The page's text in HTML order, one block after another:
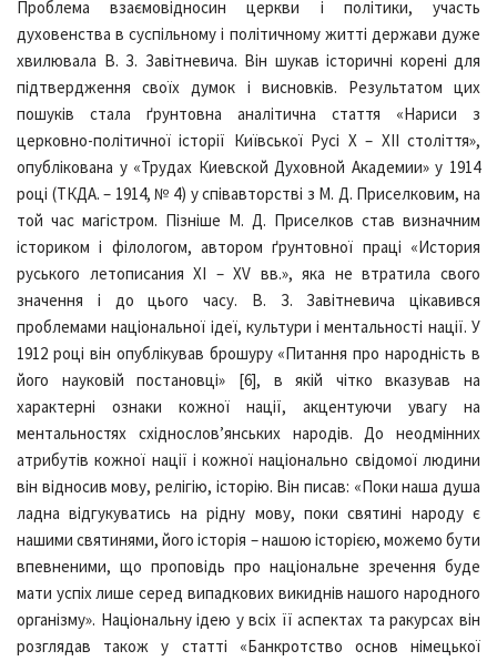
Проблема взаємовідносин церкви і політики, участь
духовенства в суспільному і політичному житті держави дуже
хвилювала В. З. Завітневича. Він шукав історичні корені для
підтвердження своїх думок і висновків. Результатом цих
пошуків стала ґрунтовна аналітична стаття «Нариси з
церковно-політичної історії Київської Русі Х – ХІІ століття»,
опублікована у «Трудах Киевской Духовной Академии» у 1914
році (ТКДА. – 1914, № 4) у співавторстві з М. Д. Приселковим, на
той час магістром. Пізніше М. Д. Приселков став визначним
істориком і філологом, автором ґрунтовної праці «История
руського летописания XI – XV вв.», яка не втратила свого
значення і до цього часу. В. З. Завітневича цікавився
проблемами національної ідеї, культури і ментальності нації. У
1912 році він опублікував брошуру «Питання про народність в
його науковій постановці» [6], в якій чітко вказував на
характерні ознаки кожної нації, акцентуючи увагу на
ментальностях східнослов’янських народів. До неодмінних
атрибутів кожної нації і кожної національно свідомої людини
він відносив мову, релігію, історію. Він писав: «Поки наша душа
ладна відгукуватись на рідну мову, поки святині народу є
нашими святинями, його історія – нашою історією, можемо бути
впевненими, що проповідь про національне зречення буде
мати успіх лише серед випадкових викиднів нашого народного
організму». Національну ідею у всіх її аспектах та ракурсах він
розглядав також у статті «Банкротство основ німецької